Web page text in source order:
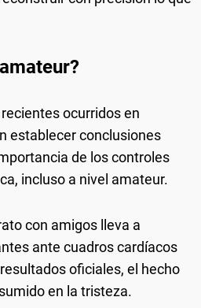
ocurridos en
establecer conclusiones
de los controles
incluso a nivel amateur.
con amigos lleva a
ante cuadros cardíacos
oficiales, el hecho
en la tristeza.